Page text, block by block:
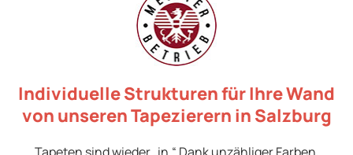
Individuelle Strukturen für Ihre Wand
von unseren Tapezierern in Salzburg
Tapeten sind wieder „in.“ Dank unzähliger Farben,